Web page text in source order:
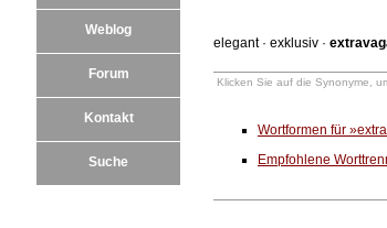
Weblog
Forum
Kontakt
Suche
elegant· exklusiv ·
Klicken Sie auf die Synonyme,
Wortformen für
Empfohlene